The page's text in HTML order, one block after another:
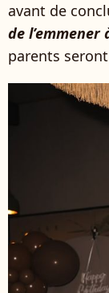
avant de
de l’emmener
parents seront